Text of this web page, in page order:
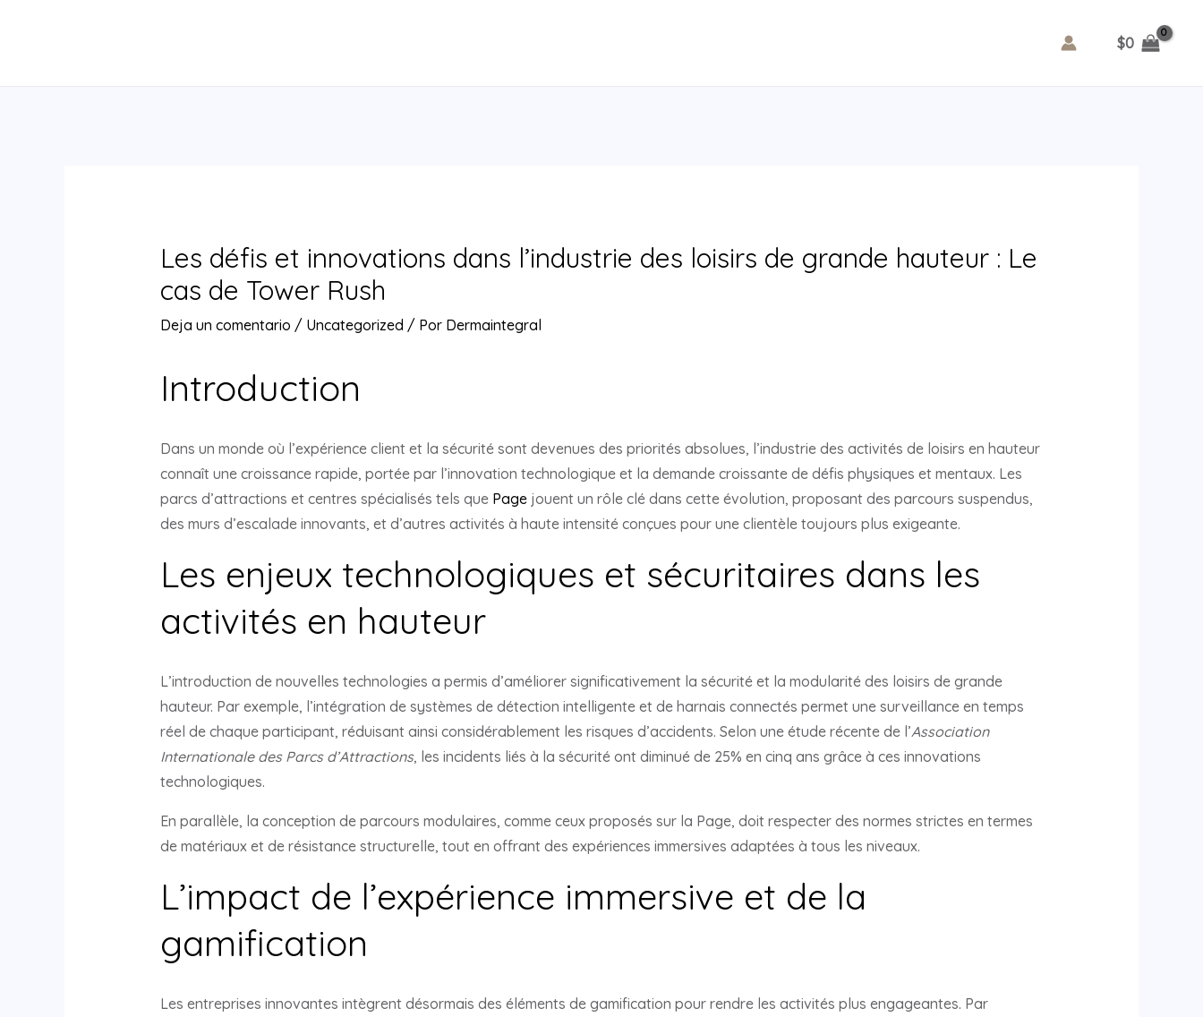
$0
Les défis et innovations dans l’industrie des loisirs de grande hauteur : Le
cas de Tower Rush
Deja un comentario / Uncategorized / Por Dermaintegral
Introduction
Dans un monde où l’expérience client et la sécurité sont devenues des priorités absolues, l’industrie des activités de loisirs en hauteur
connaît une croissance rapide, portée par l’innovation technologique et la demande croissante de défis physiques et mentaux. Les
parcs d’attractions et centres spécialisés tels que Pagejouent un rôle clé dans cette évolution, proposant des parcours suspendus,
des murs d’escalade innovants, et d’autres activités à haute intensité conçues pour une clientèle toujours plus exigeante.
Les enjeux technologiques et sécuritaires dans les
activités en hauteur
L’introduction de nouvelles technologies a permis d’améliorer significativement la sécurité et la modularité des loisirs de grande
hauteur. Par exemple, l’intégration de systèmes de détection intelligente et de harnais connectés permet une surveillance en temps
réel de chaque participant, réduisant ainsi considérablement les risques d’accidents. Selon une étude récente de l’Association
Internationale des Parcs d’Attractions, les incidents liés à la sécurité ont diminué de 25% en cinq ans grâce à ces innovations
technologiques.
En parallèle, la conception de parcours modulaires, comme ceux proposés sur la Page, doit respecter des normes strictes en termes
de matériaux et de résistance structurelle, tout en offrant des expériences immersives adaptées à tous les niveaux.
L’impact de l’expérience immersive et de la
gamification
Les entreprises innovantes intègrent désormais des éléments de gamification pour rendre les activités plus engageantes. Par